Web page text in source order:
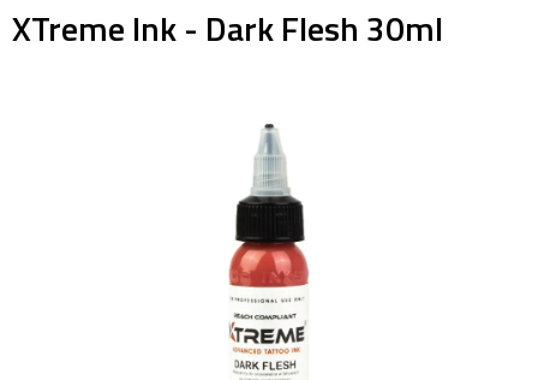
XTreme Ink - Dark Flesh 30ml